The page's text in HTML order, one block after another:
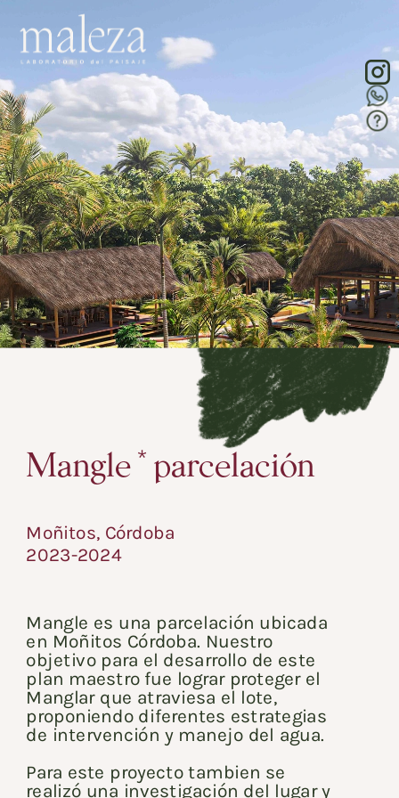
Mangle * parcelación
Moñitos, Córdoba
2023-2024
Mangle es una parcelación ubicada
en Moñitos Córdoba. Nuestro
objetivo para el desarrollo de este
plan maestro fue lograr proteger el
Manglar que atraviesa el lote,
proponiendo diferentes estrategias
Para este proyecto tambien se
realizó una investigación del lugar y